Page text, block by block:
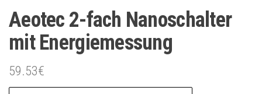
Aeotec 2-fach Nanoschalter
mit Energiemessung
59.53€